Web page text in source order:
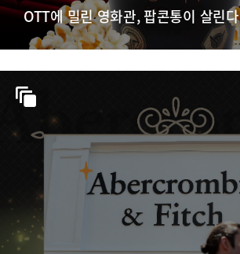
OTT에 밀린 영화관, 팝콘통이 살린다